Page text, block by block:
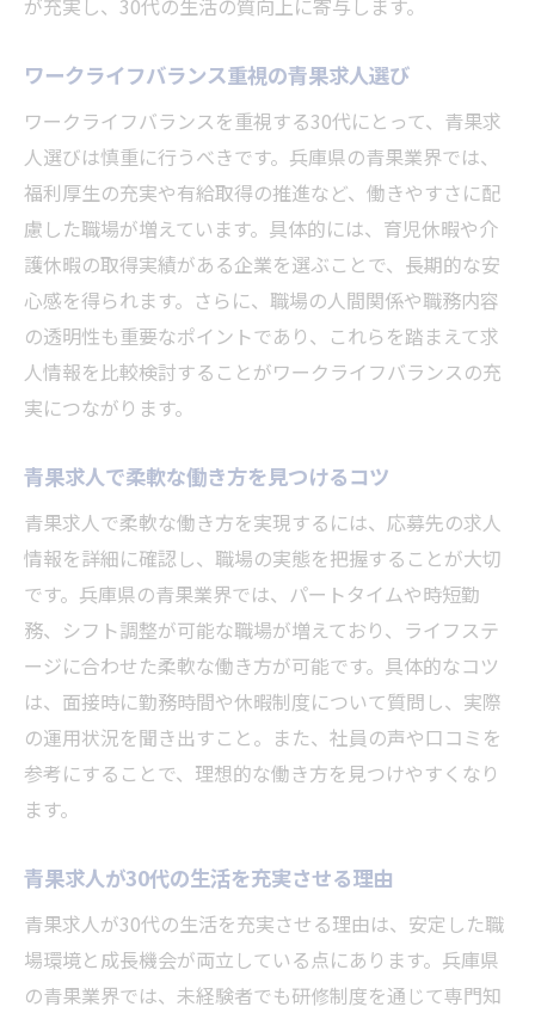
が充実し、30代の生活の質向上に寄与します。
ワークライフバランス重視の青果求人選び
ワークライフバランスを重視する30代にとって、青果求
人選びは慎重に行うべきです。兵庫県の青果業界では、
福利厚生の充実や有給取得の推進など、働きやすさに配
慮した職場が増えています。具体的には、育児休暇や介
護休暇の取得実績がある企業を選ぶことで、長期的な安
心感を得られます。さらに、職場の人間関係や職務内容
の透明性も重要なポイントであり、これらを踏まえて求
人情報を比較検討することがワークライフバランスの充
実につながります。
青果求人で柔軟な働き方を見つけるコツ
青果求人で柔軟な働き方を実現するには、応募先の求人
情報を詳細に確認し、職場の実態を把握することが大切
です。兵庫県の青果業界では、パートタイムや時短勤
務、シフト調整が可能な職場が増えており、ライフステ
ージに合わせた柔軟な働き方が可能です。具体的なコツ
は、面接時に勤務時間や休暇制度について質問し、実際
の運用状況を聞き出すこと。また、社員の声や口コミを
参考にすることで、理想的な働き方を見つけやすくなり
ます。
青果求人が30代の生活を充実させる理由
青果求人が30代の生活を充実させる理由は、安定した職
場環境と成長機会が両立している点にあります。兵庫県
の青果業界では、未経験者でも研修制度を通じて専門知